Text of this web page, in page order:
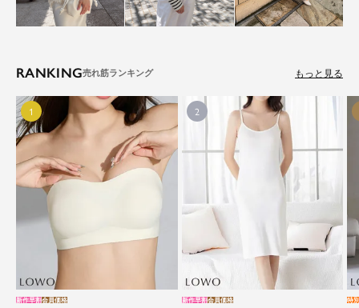
RANKING もっと見る
新作早割会員価格 新作早割会員価格 特